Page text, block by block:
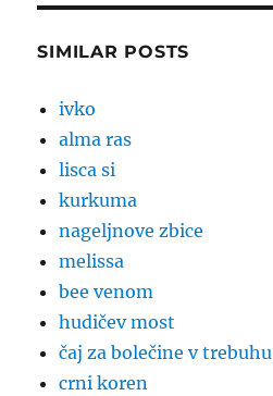
SIMILAR POSTS
ivko
alma ras
lisca si
kurkuma
nageljnove zbice
melissa
bee venom
hudičev most
čaj za bolečine v trebuhu
crni koren